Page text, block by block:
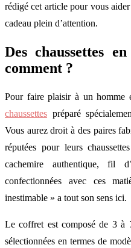
rédigé cet article pour vous
cadeau plein d’attention.
Des chaussettes
comment ?
Pour faire plaisir à un homme
chaussettes préparé
Vous aurez droit à des paires
réputées pour leurs
cachemire authentique, fil
confectionnées avec ces
inestimable » a tout son sens ici.
Le coffret est composé de 3 à
sélectionnées en termes de